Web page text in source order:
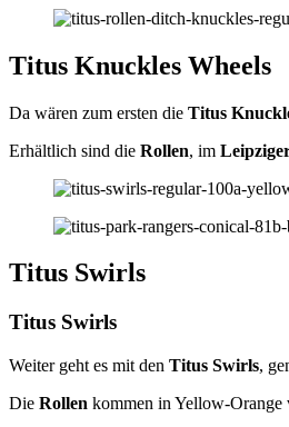
Titus Knuckles Wheels
Da wären zum ersten die Titus
Erhältlich sind die Rollen, im
Titus Swirls
Titus Swirls
Weiter geht es mit den Titus Swirls,
Die Rollen kommen in Yellow-Orange